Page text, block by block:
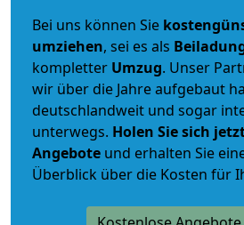
Bei uns können Sie
umziehen, sei es als
kompletter Umzug. Unser
wir über die Jahre aufgebaut
deutschlandweit und sogar
unterwegs. Holen Sie sich
Angebote und erhalten Sie
Überblick über die Kosten für